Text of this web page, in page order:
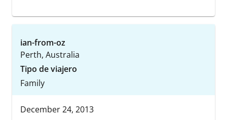
ian-from-oz
Perth, Australia
Tipo de viajero
Family
December 24, 2013